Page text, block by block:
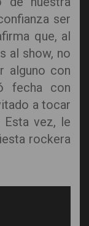
ser
que, al
al show, no
alguno con
fecha con
a tocar
Esta vez, le
rockera